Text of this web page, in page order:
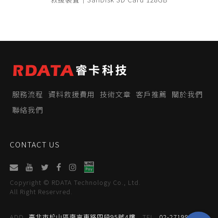
服務流程 資料救援費用 技術文章 客戶推薦
關於我們
聯絡我們
CONTACT US
Copyright © RDATA Technology Co., Ltd.
All Right Reservred.